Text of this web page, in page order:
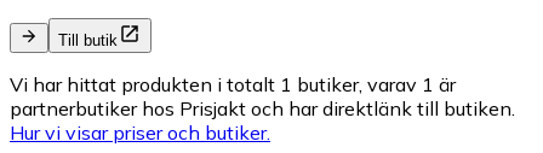
Till butik
Vi har hittat produkten i totalt 1 butiker, varav 1 är
partnerbutiker hos Prisjakt och har direktlänk till butiken.
Hur vi visar priser och butiker.